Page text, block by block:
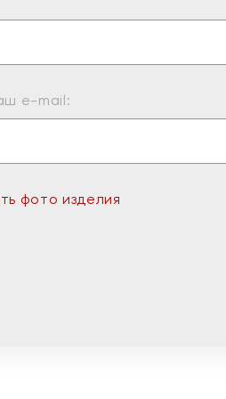
e-mail:
фото изделия